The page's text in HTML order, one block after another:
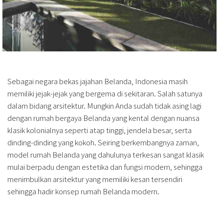
Sebagai negara bekas jajahan Belanda, Indonesia masih
memiliki jejak-jejak yang bergema di sekitaran. Salah satunya
dalam bidang arsitektur. Mungkin Anda sudah tidak asing lagi
dengan rumah bergaya Belanda yang kental dengan nuansa
klasik kolonialnya seperti atap tinggi, jendela besar, serta
dinding-dinding yang kokoh. Seiring berkembangnya zaman,
model rumah Belanda yang dahulunya terkesan sangat klasik
mulai berpadu dengan estetika dan fungsi modern, sehingga
menimbulkan arsitektur yang memiliki kesan tersendiri
sehingga hadir konsep rumah Belanda modern.